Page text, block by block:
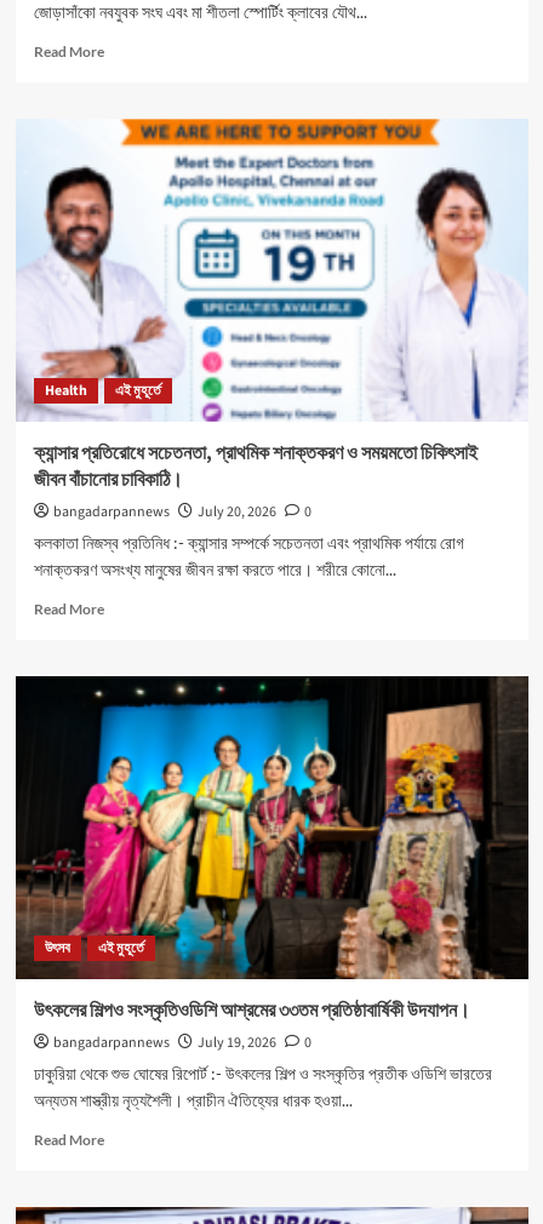
জোড়াসাঁকো নবযুবক সংঘ এবং মা শীতলা স্পোর্টিং ক্লাবের যৌথ...
Read MoreRead
নবযুবক
সংঘ
শীতলা
স্পোর্টিং
ক্লাবের
যৌথ
উদ্যোগে
রক্তদান
আয়োজিত।
Health এই মুহূর্তে
ক্যান্সার প্রতিরোধে সচেতনতা, প্রাথমিক শনাক্তকরণ ও সময়মতো চিকিৎসাই
জীবন বাঁচানোর চাবিকাঠি।
bangadarpannews July 20, 2026
0
কলকাতা নিজস্ব প্রতিনিধ :- ক্যান্সার সম্পর্কে সচেতনতা এবং প্রাথমিক পর্যায়ে রোগ
শনাক্তকরণ অসংখ্য মানুষের জীবন রক্ষা করতে পারে। শরীরে কোনো...
Read MoreRead
ক্যান্সার
প্রতিরোধে
সচেতনতা,
শনাক্তকরণ
ও
সময়মতো
চিকিৎসাই
জীবন
বাঁচানোর
চাবিকাঠি।
উৎসব এই মুহূর্তে
উৎকলের শিল্পও সংস্কৃতিওডিশি আশ্রমের ৩৩তম প্রতিষ্ঠাবার্ষিকী উদযাপন।
bangadarpannews July 19, 2026
0
ঢাকুরিয়া থেকে শুভ ঘোষের রিপোর্ট :- উৎকলের শিল্প ও সংস্কৃতির প্রতীক ওডিশি ভারতের
অন্যতম শাস্ত্রীয় নৃত্যশৈলী। প্রাচীন ঐতিহ্যের ধারক হওয়া...
Read MoreRead
উৎকলের